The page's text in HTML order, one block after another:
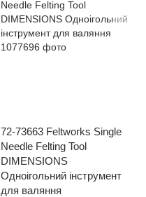
72-73663 Feltworks Single
Needle Felting Tool
DIMENSIONS
Одноігольний інструмент
для валяння